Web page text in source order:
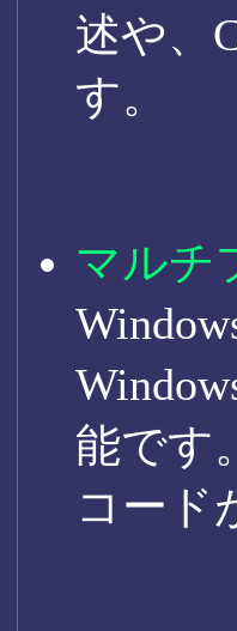
述や、
す。
マルチ
能です
コード